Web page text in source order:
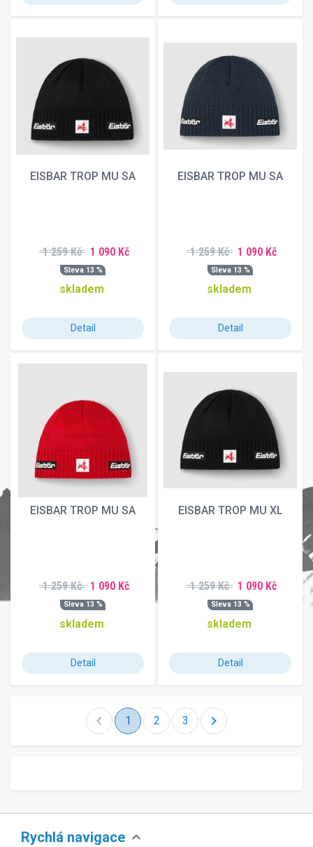
EISBAR TROP MU SA
1 259 Kč 1 090 Kč
Sleva 13 %
skladem
Detail
EISBAR TROP MU SA
1 259 Kč 1 090 Kč
Sleva 13 %
skladem
Detail
EISBAR TROP MU SA
1 259 Kč 1 090 Kč
Sleva 13 %
skladem
Detail
EISBAR TROP MU XL
1 259 Kč 1 090 Kč
Sleva 13 %
skladem
Detail
chevron_left 1 2 3 chevron_right
Rychlá navigace expand_more